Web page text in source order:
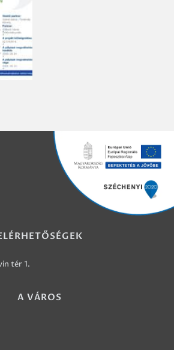
tér 1.
A VÁROS